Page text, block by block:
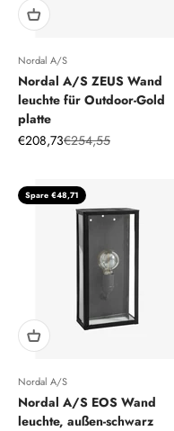
Nordal A/S
Nordal A/S ZEUS Wand
leuchte für Outdoor-Gold
platte
Angebot
€208,73Regulärer Preis
€254,55
Spare €48,71
Nordal A/S
Nordal A/S EOS Wand
leuchte, außen-schwarz